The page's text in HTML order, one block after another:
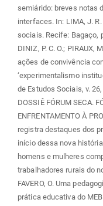
semiárido: breves notas
interfaces. In: LIMA, J.
sociais. Recife: Bagaço,
DINIZ, P. C. O.;
ações de convivência
‘experimentalismo
de Estudos Sociais, v.
DOSSIÊ FÓRUM SECA.
ENFRENTAMENTO À
registra destaques dos
início dessa nova
homens e mulheres
trabalhadores rurais do
FAVERO, O. Uma
prática educativa do